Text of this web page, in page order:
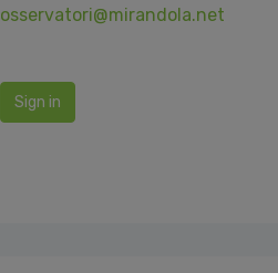
osservatori@mirandola.net
Sign in